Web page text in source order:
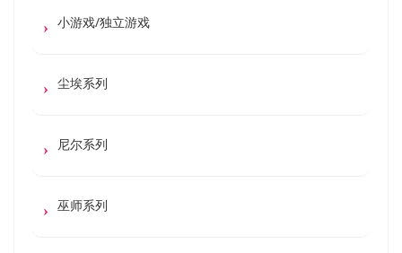
小游戏/独立游戏
尘埃系列
尼尔系列
巫师系列